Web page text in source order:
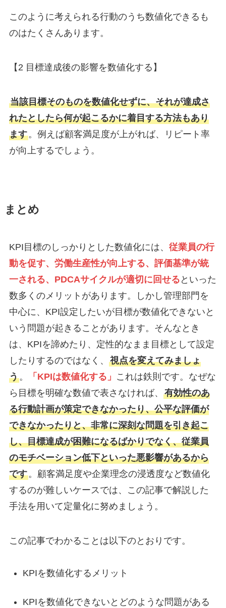
このように考えられる行動のうち数値化できるも
のはたくさんあります。
【2 目標達成後の影響を数値化する】
当該目標そのものを数値化せずに、それが達成さ
れたとしたら何が起こるかに着目する方法もあり
ます。例えば顧客満足度が上がれば、リピート率
が向上するでしょう。
まとめ
KPI目標のしっかりとした数値化には、 従業員の行
動を促す、労働生産性が向上する、評価基準が統
一される、PDCAサイクルが適切に回せる といった
数多くのメリットがあります。しかし管理部門を
中心に、KPI設定したいが目標が数値化できないと
いう問題が起きることがあります。そんなとき
は、KPIを諦めたり、定性的なまま目標として設定
したりするのではなく、 視点を変えてみましょ
う。 「KPIは数値化する」 これは鉄則です。なぜな
ら目標を明確な数値で表さなければ、 有効性のあ
る行動計画が策定できなかったり、公平な評価が
できなかったりと、非常に深刻な問題を引き起こ
し、目標達成が困難になるばかりでなく、従業員
のモチベーション低下といった悪影響があるから
です。顧客満足度や企業理念の浸透度など数値化
するのが難しいケースでは、この記事で解説した
手法を用いて定量化に努めましょう。
この記事でわかることは以下のとおりです。
KPIを数値化するメリット
KPIを数値化できないとどのような問題がある